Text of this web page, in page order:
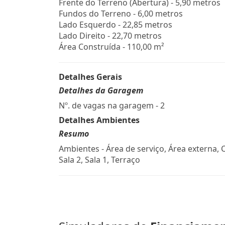
Frente do Terreno (Abertura) - 5,90 metros
Fundos do Terreno - 6,00 metros
Lado Esquerdo - 22,85 metros
Lado Direito - 22,70 metros
Área Construída - 110,00 m²
Detalhes Gerais
Detalhes da Garagem
Nº. de vagas na garagem - 2
Detalhes Ambientes
Resumo
Ambientes - Área de serviço, Área externa,
Sala 2, Sala 1, Terraço